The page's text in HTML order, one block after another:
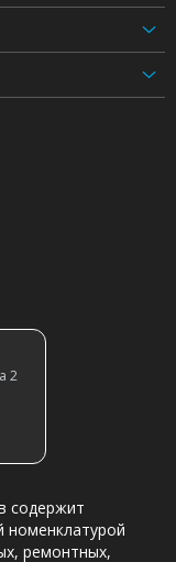
2
содержит
номенклатурой
ремонтных,